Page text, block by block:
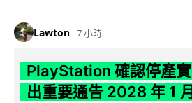
Lawton 7 小時
PlayStation 確認停產
出重要通告 2028 年 1